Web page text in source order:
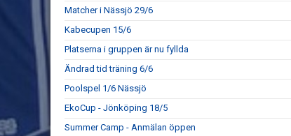
Matcher i Nässjö 29/6
Kabecupen 15/6
Platserna i gruppen är nu fyllda
Ändrad tid träning 6/6
Poolspel 1/6 Nässjö
EkoCup - Jönköping 18/5
Summer Camp - Anmälan öppen